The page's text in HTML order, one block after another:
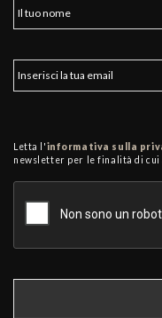
Letta l'informativa sulla
newsletter per le finalità di cui